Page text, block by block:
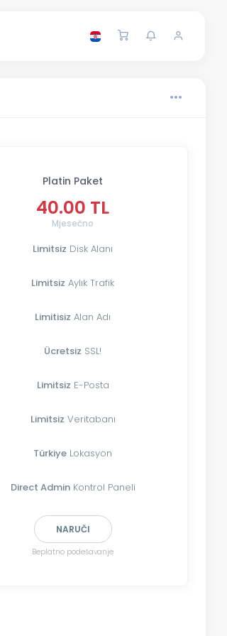
Platin Paket
40.00 TL
Mjesečno
Limitsiz Disk Alanı
Limitsiz Aylık Trafik
Limitisiz Alan Adı
Ücretsiz SSL!
Limitsiz E-Posta
Limitsiz Veritabanı
Türkiye Lokasyon
Direct AdminKontrol Paneli
NARUČI
Beplatno podešavanje